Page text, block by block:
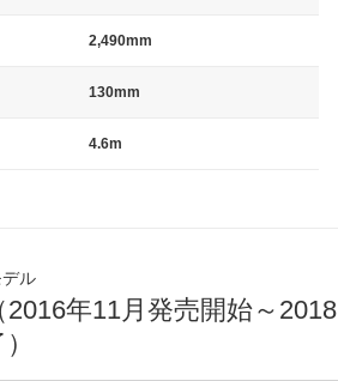
2,490mm
130mm
4.6m
ル
年11月発売開始～2018